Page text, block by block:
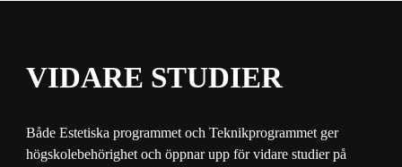
VIDARE STUDIER
Både Estetiska programmet och Teknikprogrammet ger
högskolebehörighet och öppnar upp för vidare studier på